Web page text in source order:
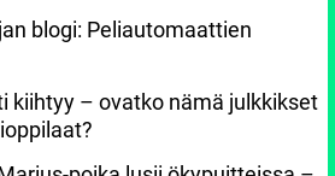
blogi: Peliautomaattien
kiihtyy – ovatko nämä julkkikset